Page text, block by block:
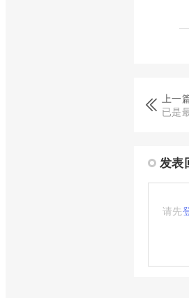
上一
已是
发表
请先